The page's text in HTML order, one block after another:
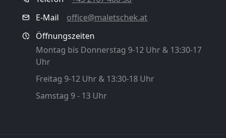
E-Mail
office@maletschek.at
Öffnungszeiten
Montag bis Donnerstag 9-12 Uhr & 13:30-17
Uhr
Freitag 9-12 Uhr & 13:30-18 Uhr
Samstag 9 - 13 Uhr